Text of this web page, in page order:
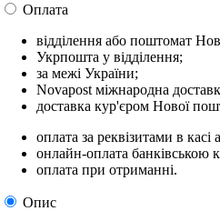
Оплата
відділення або поштомат
Укрпошта у відділення;
за межі України;
Novapost міжнародна
доставка кур'єром Нової
оплата за реквізитами в касі
онлайн-оплата банківською
оплата при отриманні.
Опис